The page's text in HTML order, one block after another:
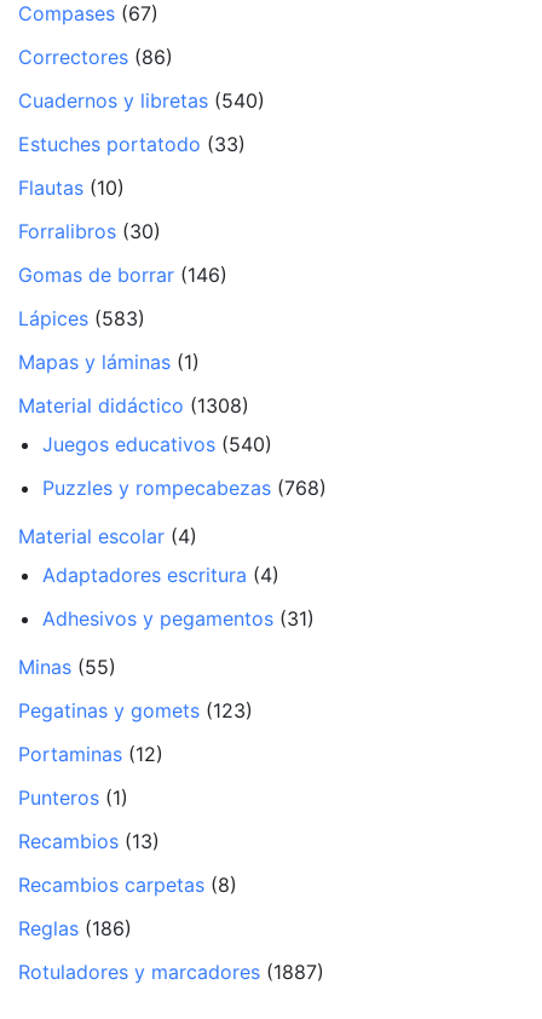
Compases (67)
Correctores (86)
Cuadernos y libretas (540)
Estuches portatodo (33)
Flautas (10)
Forralibros (30)
Gomas de borrar (146)
Lápices (583)
Mapas y láminas (1)
Material didáctico (1308)
Juegos educativos (540)
Puzzles y rompecabezas (768)
Material escolar (4)
Adaptadores escritura (4)
Adhesivos y pegamentos (31)
Minas (55)
Pegatinas y gomets (123)
Portaminas (12)
Punteros (1)
Recambios (13)
Recambios carpetas (8)
Reglas (186)
Rotuladores y marcadores (1887)